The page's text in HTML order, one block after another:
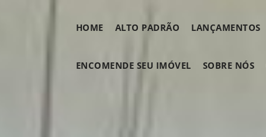
HOME ALTO PADRÃO LANÇAMENTOS
ENCOMENDE SEU IMÓVEL SOBRE NÓS